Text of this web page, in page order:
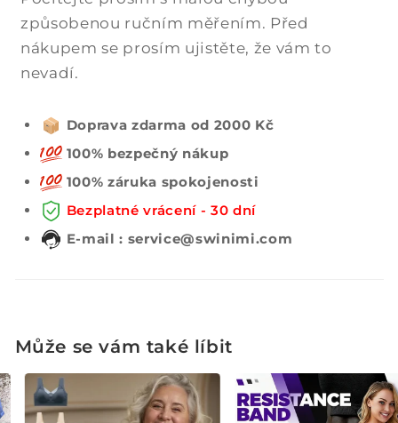
způsobenou ručním měřením. Před
nákupem se prosím ujistěte, že vám to
nevadí.
Doprava zdarma od 2000 Kč
100% bezpečný nákup
100% záruka spokojenosti
Bezplatné vrácení - 30 dní
E-mail : service@swinimi.com
Může se vám také líbit